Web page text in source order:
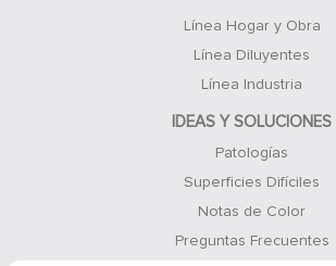
Línea Hogar y Obra
Línea Diluyentes
Línea Industria
IDEAS Y SOLUCIONES
Patologías
Superficies Difíciles
Notas de Color
Preguntas Frecuentes